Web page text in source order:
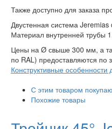
Также доступно для заказа
Двустенная система Jeremias
Материал внутренней трубы
Цены на Ø свыше 300 мм, а
по RAL) предоставляются по
Конструктивные
С этим товаром
Похожие товары